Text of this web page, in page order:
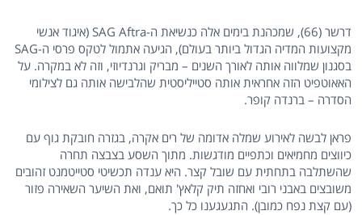
דרשר (66), שמכהנת בימים אלה כנשיאת ה-SAG Aftra (איגוד אנשי
מקצועות המדיה הגדול ביותר בעולם), הגיעה אתמול לטקס פרסי ה-SAG
בסגנון שמלווה אותה לאורך השנים – מבריק וגרנדיוזי, וזה לא במקרה. על
האאוטפיט הזה אחראית אותה סטייליסטית שהלבישה אותה גם לצילומי
הסדרה – ברנדה קופר.
פראן לבשה לאירוע שמלה אדומה של רים אקרה, בגזרה חובקת גוף עם
כיווצים מחמיאים וכתפיים מודגשות. מתוך השסע בצבצה תחרה
שהשתלבה בתחתית עם שובל קצר. היא ענדה תכשיטי סטייטמנט זהובים
משובצים באבני רובי ואחזה תיק קלאץ' תואם, ואת השיער השאירה פזור
(עם קצת נפח כמובן). התגעגענו כל כך.